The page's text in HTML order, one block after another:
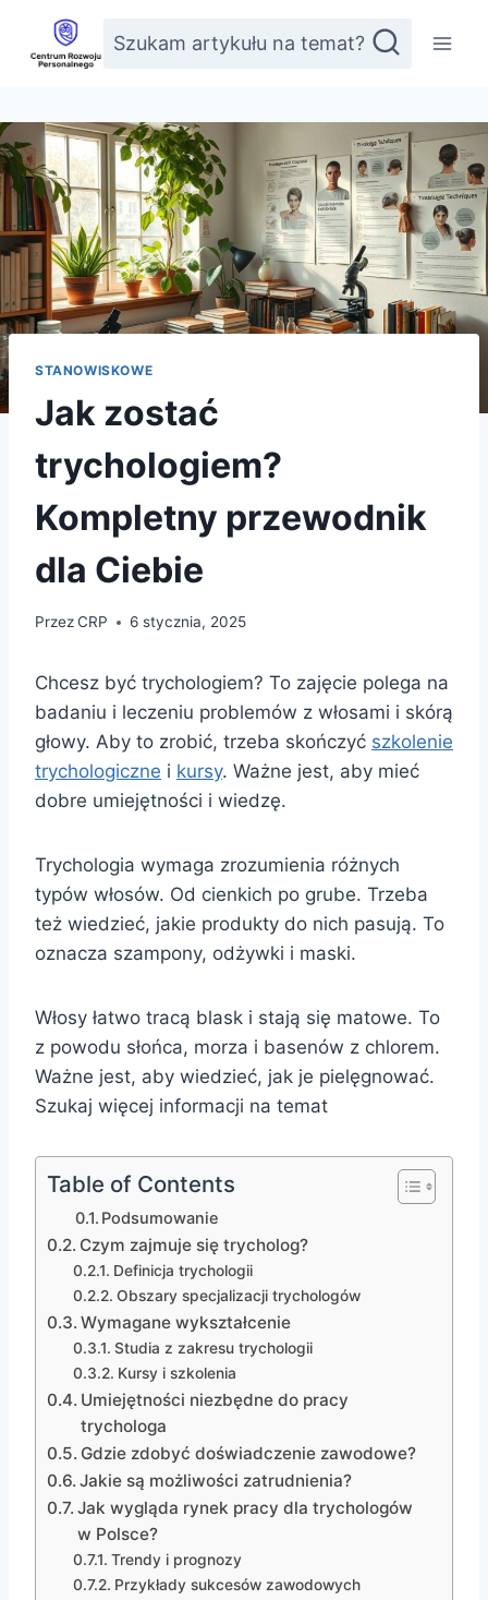
Przejdź
treści
Szukam artykułu na temat?
STANOWISKOWE
Jak zostać
trychologiem?
Kompletny przewodnik
dla Ciebie
PrzezCRP 6 stycznia, 2025
Chcesz być trychologiem? To zajęcie polega na
badaniu i leczeniu problemów z włosami i skórą
głowy. Aby to zrobić, trzeba skończyć szkolenie
trychologiczne i kursy. Ważne jest, aby mieć
dobre umiejętności i wiedzę.
Trychologia wymaga zrozumienia różnych
typów włosów. Od cienkich po grube. Trzeba
też wiedzieć, jakie produkty do nich pasują. To
oznacza szampony, odżywki i maski.
Włosy łatwo tracą blask i stają się matowe. To
z powodu słońca, morza i basenów z chlorem.
Ważne jest, aby wiedzieć, jak je pielęgnować.
Szukaj więcej informacji na temat
Table of Contents
Podsumowanie
Czym zajmuje się trycholog?
Definicja trychologii
Obszary specjalizacji trychologów
Wymagane wykształcenie
Studia z zakresu trychologii
Kursy i szkolenia
Umiejętności niezbędne do pracy
trychologa
Gdzie zdobyć doświadczenie zawodowe?
Jakie są możliwości zatrudnienia?
Jak wygląda rynek pracy dla trychologów
w Polsce?
Trendy i prognozy
Przykłady sukcesów zawodowych